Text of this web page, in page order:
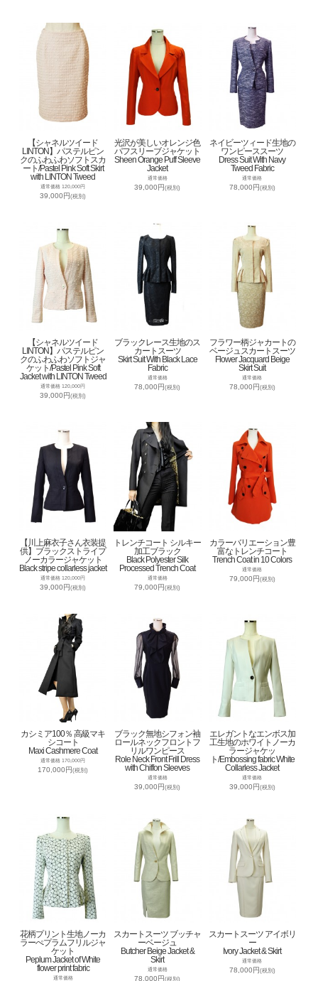
【シャネルツイード
LINTON】パステルピン
クのふわふわソフトスカ
ート/Pastel Pink Soft Skirt
with LINTON Tweed
通常価格 120,000円
39,000円(税別)
光沢が美しいオレンジ色
パフスリーブジャケット
Sheen Orange Puff Sleeve
Jacket
通常価格
39,000円(税別)
ネイビーツィード生地の
ワンピーススーツ
Dress Suit With Navy
Tweed Fabric
通常価格
78,000円(税別)
【シャネルツイード
LINTON】パステルピン
クのふわふわソフトジャ
ケット/Pastel Pink Soft
Jacket with LINTON Tweed
通常価格 120,000円
39,000円(税別)
ブラックレース生地のス
カートスーツ
Skirt Suit With Black Lace
Fabric
通常価格
78,000円(税別)
フラワー柄ジャカートの
ベージュスカートスーツ
Flower Jacquard Beige
Skirt Suit
通常価格
78,000円(税別)
【川上麻衣子さん衣装提
供】ブラックストライプ
ノーカラージャケット
Black stripe collarless jacket
通常価格 120,000円
39,000円(税別)
トレンチコート シルキー
加工ブラック
Black Polyester Silk
Processed Trench Coat
通常価格
79,000円(税別)
カラーバリエーション豊
富なトレンチコート
Trench Coat in 10 Colors
通常価格
79,000円(税別)
カシミア100％ 高級マキ
シコート
Maxi Cashmere Coat
通常価格 170,000円
170,000円(税別)
ブラック無地シフォン袖
ロールネックフロントフ
リルワンピース
Role Neck Front Frill Dress
with Chiffon Sleeves
通常価格
39,000円(税別)
エレガントなエンボス加
工生地のホワイトノーカ
ラージャケッ
ト/Embossing fabric White
Collarless Jacket
通常価格
39,000円(税別)
花柄プリント生地ノーカ
ラーぺプラムフリルジャ
ケット
Peplum Jacket of White
flower print fabric
通常価格
スカートスーツ ブッチャ
ーベージュ
Butcher Beige Jacket &
Skirt
通常価格
78,000円(税別)
スカートスーツ アイボリ
ー
Ivory Jacket & Skirt
通常価格
78,000円(税別)